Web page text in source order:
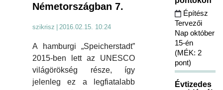
Németországban 7.
szikrisz 2016.02.15. 10:24
A hamburgi „Speicherstadt”
2015-ben lett az UNESCO
világörökség része, így
jelenleg ez a legfiatalabb
Építész
Tervezői
Nap október
15-én
(MÉK: 2
pont)
Évtizedes